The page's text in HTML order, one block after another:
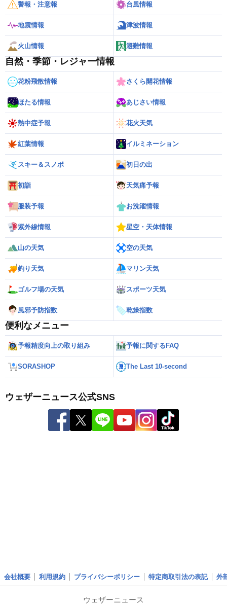
警報・注意報 台風情報
地震情報 津波情報
火山情報 避難情報
自然・季節・レジャー情報
花粉飛散情報 さくら開花情報
ほたる情報 あじさい情報
熱中症予報 花火天気
紅葉情報 イルミネーション
スキー＆スノボ 初日の出
初詣 天気痛予報
服装予報 お洗濯情報
紫外線情報 星空・天体情報
山の天気 空の天気
釣り天気 マリン天気
ゴルフ場の天気 スポーツ天気
風邪予防指数 乾燥指数
便利なメニュー
予報精度向上の取り組み 予報に関するFAQ
SORASHOP The Last 10-second
ウェザーニュース公式SNS
会社概要 利用規約 プライバシーポリシー 特定商取引法の表記 外
ウェザーニュース